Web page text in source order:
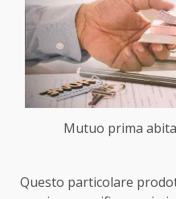
Mutuo prima
Questo particolare